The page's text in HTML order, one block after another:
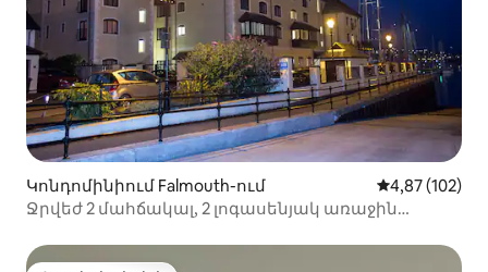
Կոնդոմինիում Falmouth-ում Միջին
4,87 (102)
Ջրվեժ 2 մահճակալ, 2 լոգասենյակ առաջին